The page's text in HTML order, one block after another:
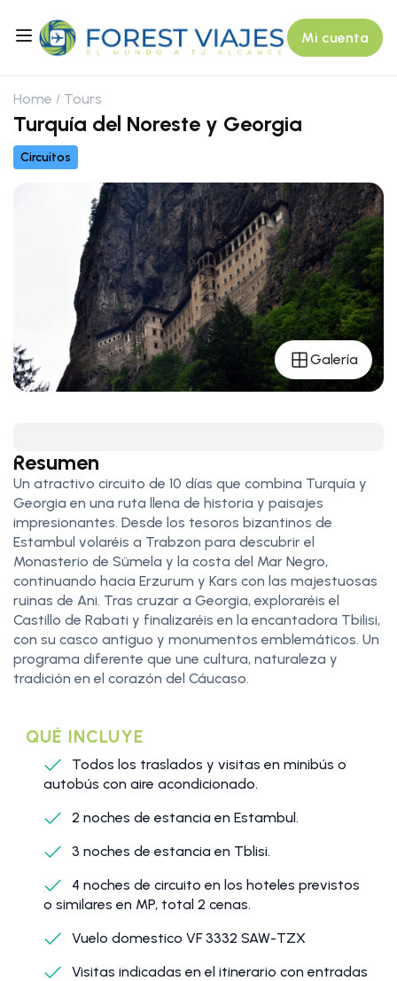
Mi cuenta
Home Tours
Turquía del Noreste y Georgia
Circuitos
Galería
Resumen
Un atractivo circuito de 10 días que combina Turquía y
Georgia en una ruta llena de historia y paisajes
impresionantes. Desde los tesoros bizantinos de
Estambul volaréis a Trabzon para descubrir el
Monasterio de Sümela y la costa del Mar Negro,
continuando hacia Erzurum y Kars con las majestuosas
ruinas de Ani. Tras cruzar a Georgia, exploraréis el
Castillo de Rabati y finalizaréis en la encantadora Tbilisi,
con su casco antiguo y monumentos emblemáticos. Un
programa diferente que une cultura, naturaleza y
tradición en el corazón del Cáucaso.
QUÉ INCLUYE
Todos los traslados y visitas en minibús o
autobús con aire acondicionado.
2 noches de estancia en Estambul.
3 noches de estancia en Tblisi.
4 noches de circuito en los hoteles previstos
o similares en MP, total 2 cenas.
Vuelo domestico VF 3332 SAW-TZX
Visitas indicadas en el itinerario con entradas